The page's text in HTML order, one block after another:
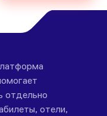
отдельно
отели,